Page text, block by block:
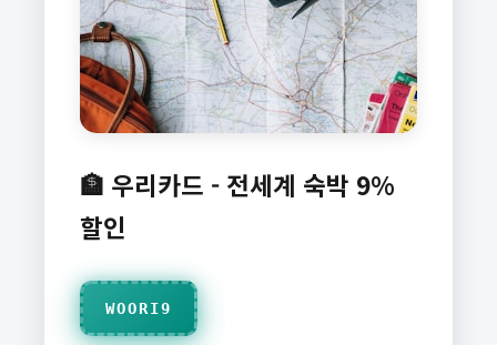
🏦 우리카드 - 전세계 숙박 9%
할인
WOORI9